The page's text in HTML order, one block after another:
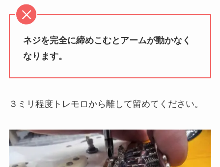
ネジを完全に締めこむとアームが動かなく
なります。
３ミリ程度トレモロから離して留めてください。